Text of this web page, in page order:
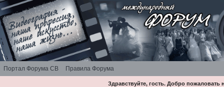
Портал Форума СВ Правила Форума
Здравствуйте, гость. Добро